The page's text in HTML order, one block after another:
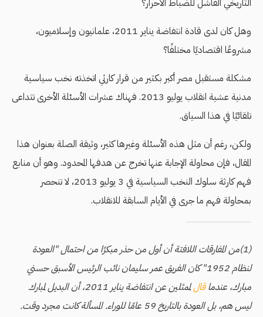
التاريخي الفاشل للضباط الأحرار؟
وهل كان لدى قادة انتفاضة يناير 2011، علمانيون وإسلاميون،
مشروعًا اقتصاديًا مختلفًا؟
مشكلة مستقبل مصر أكبر بكثير من قرار كارثي اتخذته نخب سياسية
مدنية عشية انقلاب يوليو 2013. فهناك عشرات الأسئلة الأخرى تتداعى
تلقائيًا في هذا السياق.
ولكن، رغم أن مثل هذه الأسئلة وغيرها كثير، وثيقة الصلة بعنوان هذا
المقال، فإن محاولة الإجابة عنها تخرج عن هدفها المحدود. وهو أن منابع
فهم كارثة سلوك النخب السياسية في 3 يوليو 2013، لا تنحصر
بمحاولة فهم ما جرى في الأيام السابقة للانقلاب.
(1)من المفارقات اللافتة أن أول من حذر مبكرًا من احتمال "العودة
لنظام 1952" كان الفريق عمر سليمان نائب الرئيس الأسبق حسني
مبارك، عندماقال
لممثلين عن انتفاضة يناير 2011، أن البديل لمبارك
ليس هم، بل العودة بالتاريخ 59 عامًا للوراء. المسألة كانت مجرد وقت.